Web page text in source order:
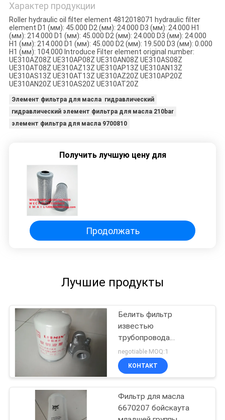
Характер продукции
Roller hydraulic oil filter element 4812018071 hydraulic filter
element D1 (мм): 45.000 D2 (мм): 24.000 D3 (мм): 24.000 H1
(мм): 214.000 D1 (мм): 45.000 D2 (мм): 24.000 D3 (мм): 24.000
H1 (мм): 214.000 D1 (мм): 45.000 D2 (мм): 19.500 D3 (мм): 0.000
H1 (мм): 104.000 Introduce Filter element original number:
UE310AZ08Z UE310AP08Z UE310AN08Z UE310AS08Z
UE310AT08Z UE310AZ13Z UE310AP13Z UE310AN13Z
UE310AS13Z UE310AT13Z UE310AZ20Z UE310AP20Z
UE310AN20Z UE310AS20Z UE310AT20Z
Элемент фильтра для масла гидравлический
гидравлический элемент фильтра для масла 210bar
элемент фильтра для масла 9700810
Получить лучшую цену для
Продолжать
Лучшие продукты
Белить фильтр
известью
трубопровода
гидравлического масла
роторный
negotiable MOQ:1
КОНТАКТ
Фильтр для масла
6670207 бойскаута